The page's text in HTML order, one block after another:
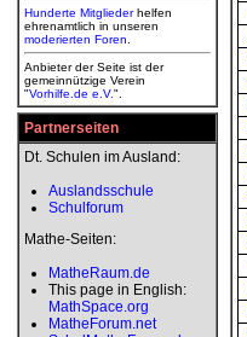
Hunderte Mitgliederhelfen
ehrenamtlich in unseren
moderierten Foren
Anbieter der Seite ist der
gemeinnützige Verein
"Vorhilfe.de e.V.".
Partnerseiten
Dt. Schulen im Ausland:
Auslandsschule
Schulforum
Mathe-Seiten:
MatheRaum.de
This page in English:
MathSpace.org
MatheForum.net